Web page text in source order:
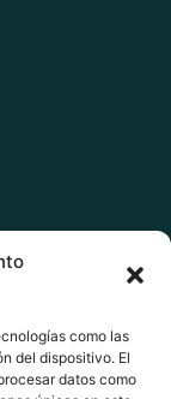
como las
del dispositivo. El
datos como